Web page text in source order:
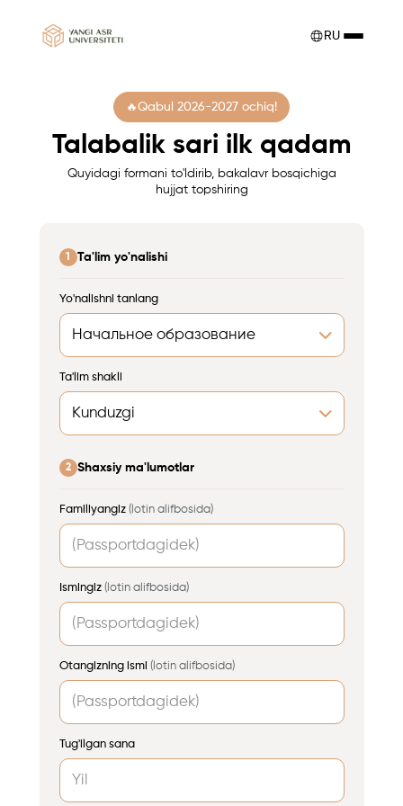
RU
Qabul 2026-2027 ochiq!
Talabalik sari ilk qadam
Quyidagi formani to'ldirib, bakalavr bosqichiga
hujjat topshiring
1 Ta'lim yo'nalishi
Yo'nalishni tanlang
Ta'lim shakli
2 Shaxsiy ma'lumotlar
Familiyangiz (lotin alifbosida)
Ismingiz (lotin alifbosida)
Otangizning ismi (lotin alifbosida)
Tug'ilgan sana